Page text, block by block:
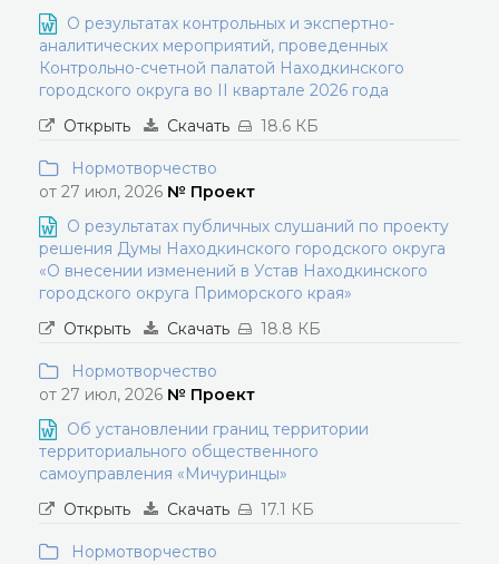
О результатах контрольных и экспертно-
аналитических мероприятий, проведенных
Контрольно-счетной палатой Находкинского
городского округа во II квартале 2026 года
Открыть
Скачать 18.6 КБ
Нормотворчество
от 27 июл, 2026 № Проект
О результатах публичных слушаний по проекту
решения Думы Находкинского городского округа
«О внесении изменений в Устав Находкинского
городского округа Приморского края»
Открыть
Скачать 18.8 КБ
Нормотворчество
от 27 июл, 2026 № Проект
Об установлении границ территории
территориального общественного
самоуправления «Мичуринцы»
Открыть
Скачать 17.1 КБ
Нормотворчество